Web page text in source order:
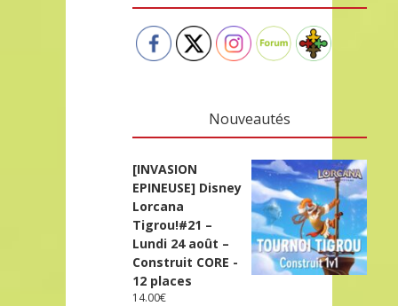
Nouveautés
[INVASION
EPINEUSE] Disney
Lorcana
Tigrou!#21 –
Lundi 24 août –
Construit CORE -
12 places
14.00€